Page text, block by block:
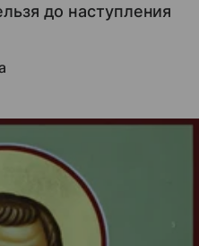
до наступления